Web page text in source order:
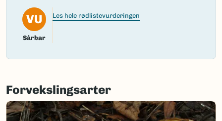
VU
Sårbar
Les hele rødlistevurderingen
Forvekslingsarter